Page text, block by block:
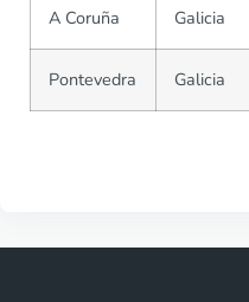
A Coruña Galicia
Pontevedra Galicia